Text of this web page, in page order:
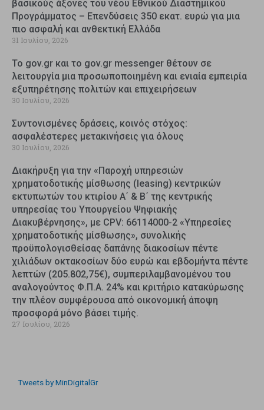
βασικούς άξονες του νέου Εθνικού Διαστημικού
Προγράμματος – Επενδύσεις 350 εκατ. ευρώ για μια
πιο ασφαλή και ανθεκτική Ελλάδα
31 Ιουλίου, 2026
Το gov.gr και το gov.gr messenger θέτουν σε
λειτουργία μια προσωποποιημένη και ενιαία εμπειρία
εξυπηρέτησης πολιτών και επιχειρήσεων
30 Ιουλίου, 2026
Συντονισμένες δράσεις, κοινός στόχος:
ασφαλέστερες μετακινήσεις για όλους
30 Ιουλίου, 2026
Διακήρυξη για την «Παροχή υπηρεσιών
χρηματοδοτικής μίσθωσης (leasing) κεντρικών
εκτυπωτών του κτιρίου Α΄ & Β΄ της κεντρικής
υπηρεσίας του Υπουργείου Ψηφιακής
Διακυβέρνησης», με CPV: 66114000-2 «Υπηρεσίες
χρηματοδοτικής μίσθωσης», συνολικής
προϋπολογισθείσας δαπάνης διακοσίων πέντε
χιλιάδων οκτακοσίων δύο ευρώ και εβδομήντα πέντε
λεπτών (205.802,75€), συμπεριλαμβανομένου του
αναλογούντος Φ.Π.Α. 24% και κριτήριο κατακύρωσης
την πλέον συμφέρουσα από οικονομική άποψη
προσφορά μόνο βάσει τιμής.
27 Ιουλίου, 2026
Tweets by MinDigitalGr